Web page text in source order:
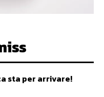
sta per arrivare!